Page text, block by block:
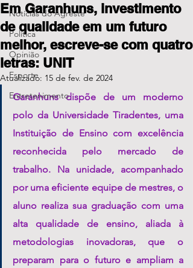
Notícias do Agreste
Política
Opinião
Esporte
Entretenimento
Em Garanhuns, investimento
de qualidade em um futuro
melhor, escreve-se com quatro
letras: UNIT
Atualizado: 15 de fev. de 2024
Garanhuns dispõe de um moderno
polo da Universidade Tiradentes, uma
Instituição de Ensino com excelência
reconhecida pelo mercado de
trabalho. Na unidade, acompanhado
por uma eficiente equipe de mestres, o
aluno realiza sua graduação com uma
alta qualidade de ensino, aliada à
metodologias inovadoras, que o
preparam para o futuro e ampliam a